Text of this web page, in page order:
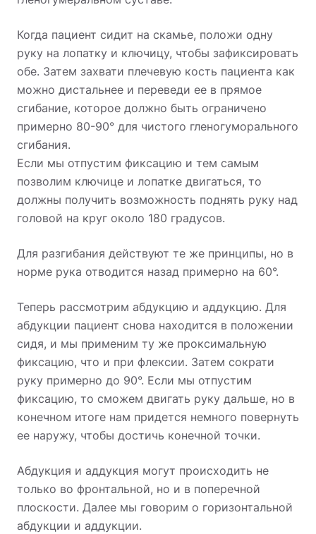
Когда пациент сидит на скамье, положи одну
руку на лопатку и ключицу, чтобы зафиксировать
обе. Затем захвати плечевую кость пациента как
можно дистальнее и переведи ее в прямое
сгибание, которое должно быть ограничено
примерно 80-90° для чистого гленогуморального
сгибания.
Если мы отпустим фиксацию и тем самым
позволим ключице и лопатке двигаться, то
должны получить возможность поднять руку над
головой на круг около 180 градусов.
Для разгибания действуют те же принципы, но в
норме рука отводится назад примерно на 60°.
Теперь рассмотрим абдукцию и аддукцию. Для
абдукции пациент снова находится в положении
сидя, и мы применим ту же проксимальную
фиксацию, что и при флексии. Затем сократи
руку примерно до 90°. Если мы отпустим
фиксацию, то сможем двигать руку дальше, но в
конечном итоге нам придется немного повернуть
ее наружу, чтобы достичь конечной точки.
Абдукция и аддукция могут происходить не
только во фронтальной, но и в поперечной
плоскости. Далее мы говорим о горизонтальной
абдукции и аддукции.